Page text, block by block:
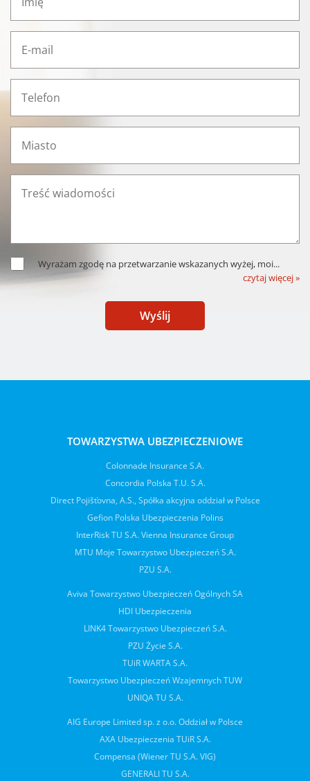
Wyrażam zgodę na przetwarzanie wskazanych wyżej, moi...
czytaj więcej »
Wyślij
TOWARZYSTWA UBEZPIECZENIOWE
Colonnade Insurance S.A.
Concordia Polska T.U. S.A.
Direct Pojišťovna, A.S., Spółka akcyjna oddział w Polsce
Gefion Polska Ubezpieczenia Polins
InterRisk TU S.A. Vienna Insurance Group
MTU Moje Towarzystwo Ubezpieczeń S.A.
PZU S.A.
Aviva Towarzystwo Ubezpieczeń Ogólnych SA
HDI Ubezpieczenia
LINK4 Towarzystwo Ubezpieczeń S.A.
PZU Życie S.A.
TUiR WARTA S.A.
Towarzystwo Ubezpieczeń Wzajemnych TUW
UNIQA TU S.A.
AIG Europe Limited sp. z o.o. Oddział w Polsce
AXA Ubezpieczenia TUiR S.A.
Compensa (Wiener TU S.A. VIG)
GENERALI TU S.A.